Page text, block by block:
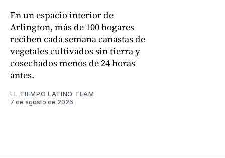
En un espacio interior de
Arlington, más de 100 hogares
reciben cada semana canastas de
vegetales cultivados sin tierra y
cosechados menos de 24 horas
antes.
EL TIEMPO LATINO TEAM
7 de agosto de 2026